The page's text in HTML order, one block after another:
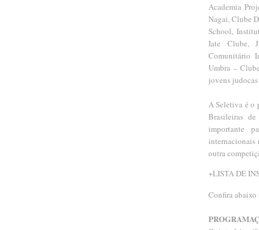
Academia
Nagai, Clube
School,
Iate Clube,
Comunitário
Umbra –
jovens
A Seletiva é o
Brasileiras
importante
outra
+LISTA DE
Confira abaixo